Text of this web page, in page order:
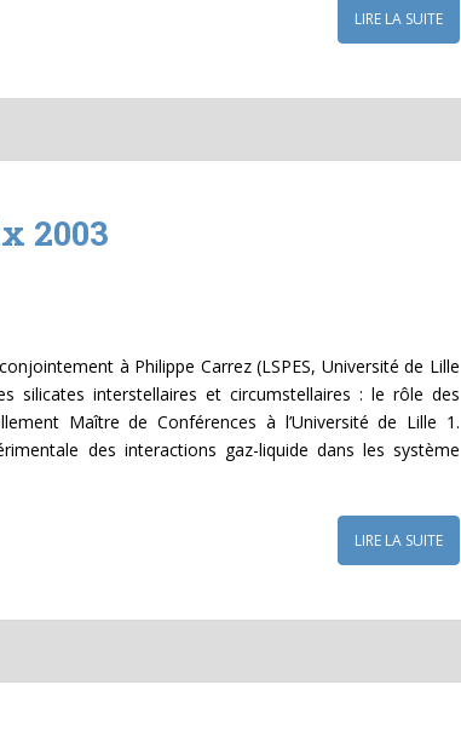
LIRE LA SUITE
2003
à Philippe Carrez (LSPES, Université de Lille
silicates interstellaires et circumstellaires : le rôle des
Maître de Conférences à l’Université de Lille 1.
des interactions gaz-liquide dans les système
LIRE LA SUITE